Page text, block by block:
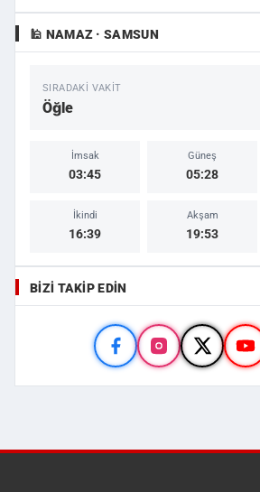
🕌 NAMAZ · SAMSUN
SIRADAKI VAKIT
Öğle
İmsak
03:45
Güneş
05:28
İkindi
16:39
Akşam
19:53
BIZI TAKIP EDIN